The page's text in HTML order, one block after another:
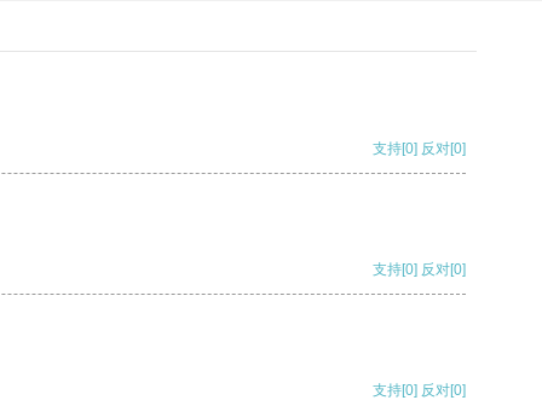
支持[0] 反对[0]
支持[0] 反对[0]
支持[0] 反对[0]